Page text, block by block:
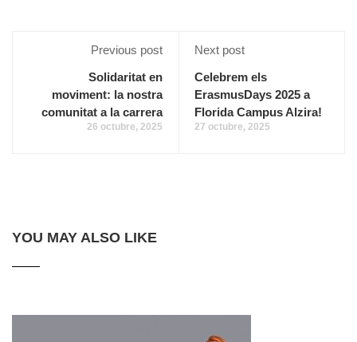
Previous post
Solidaritat en
moviment: la nostra
comunitat a la carrera
26 octubre, 2025
Next post
Celebrem els
ErasmusDays 2025 a
Florida Campus Alzira!
27 octubre, 2025
YOU MAY ALSO LIKE